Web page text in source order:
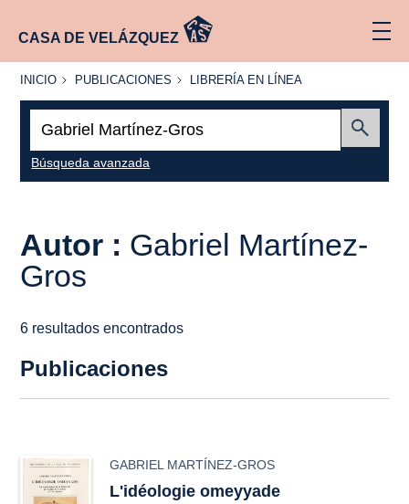
CASA DE VELÁZQUEZ
INICIO
INICIO PUBLICACIONES
PUBLICACIONES
LIBRERÍA
LÍNEA
LIBRERÍA EN LÍNEA
Búsqueda avanzada
Autor : Gabriel Martínez-
Gros
6 resultados encontrados
Publicaciones
GABRIEL MARTÍNEZ-GROS
L'idéologie omeyyade